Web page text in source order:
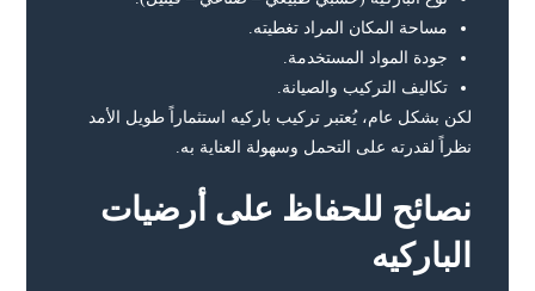
مساحة المكان المراد تغطيته.
جودة المواد المستخدمة.
تكاليف التركيب والصيانة.
لكن بشكل عام، يُعتبر تركيب باركيه استثماراً طويل الأمد
نظراً لقدرته على التحمل وسهولة العناية به.
نصائح للحفاظ على أرضيات
الباركيه